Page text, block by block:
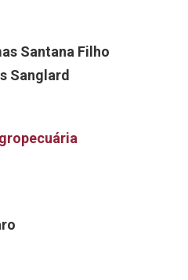
Santana Filho
Sanglard